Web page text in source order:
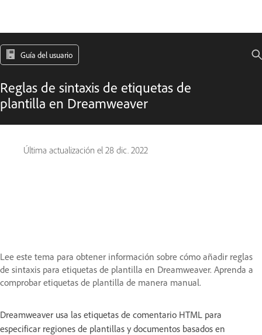
Guía del usuario
Reglas de sintaxis de etiquetas de
plantilla en Dreamweaver
Última actualización el 28 dic. 2022
Lee este tema para obtener información sobre cómo añadir reglas
de sintaxis para etiquetas de plantilla en Dreamweaver. Aprenda a
comprobar etiquetas de plantilla de manera manual.
Dreamweaver usa las etiquetas de comentario HTML para
especificar regiones de plantillas y documentos basados en